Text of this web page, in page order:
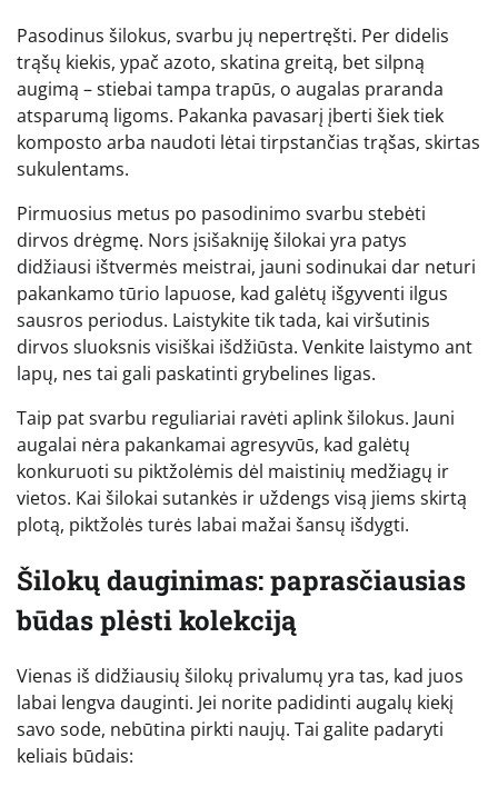
Pasodinus šilokus, svarbu jų nepertręšti. Per didelis
trąšų kiekis, ypač azoto, skatina greitą, bet silpną
augimą – stiebai tampa trapūs, o augalas praranda
atsparumą ligoms. Pakanka pavasarį įberti šiek tiek
komposto arba naudoti lėtai tirpstančias trąšas, skirtas
sukulentams.
Pirmuosius metus po pasodinimo svarbu stebėti
dirvos drėgmę. Nors įsišakniję šilokai yra patys
didžiausi ištvermės meistrai, jauni sodinukai dar neturi
pakankamo tūrio lapuose, kad galėtų išgyventi ilgus
sausros periodus. Laistykite tik tada, kai viršutinis
dirvos sluoksnis visiškai išdžiūsta. Venkite laistymo ant
lapų, nes tai gali paskatinti grybelines ligas.
Taip pat svarbu reguliariai ravėti aplink šilokus. Jauni
augalai nėra pakankamai agresyvūs, kad galėtų
konkuruoti su piktžolėmis dėl maistinių medžiagų ir
vietos. Kai šilokai sutankės ir uždengs visą jiems skirtą
plotą, piktžolės turės labai mažai šansų išdygti.
Šilokų dauginimas: paprasčiausias
būdas plėsti kolekciją
Vienas iš didžiausių šilokų privalumų yra tas, kad juos
labai lengva dauginti. Jei norite padidinti augalų kiekį
savo sode, nebūtina pirkti naujų. Tai galite padaryti
keliais būdais: